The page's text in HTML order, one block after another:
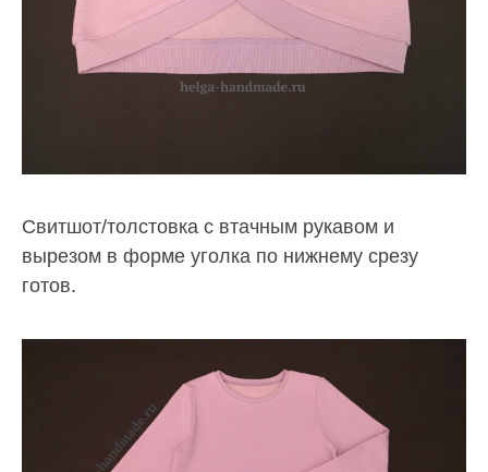
Свитшот/толстовка с втачным рукавом и
вырезом в форме уголка по нижнему срезу
готов.